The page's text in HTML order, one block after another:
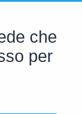
che
per